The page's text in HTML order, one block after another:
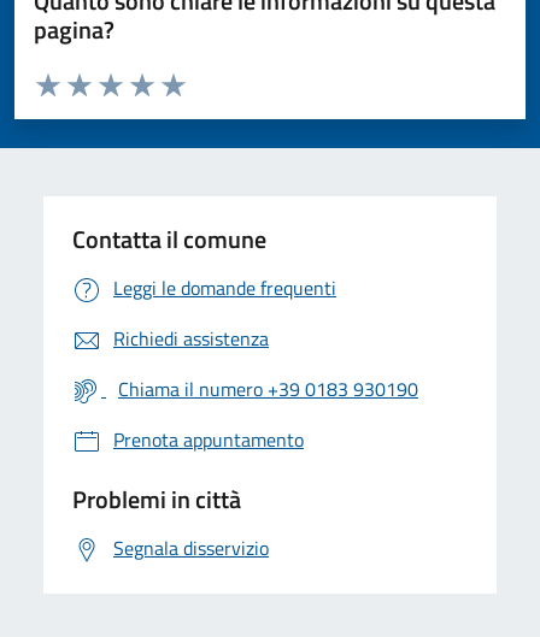
pagina?
Valuta da 1 a 5 stelle la pagina
Valuta 5 stelle su 5
Valuta 4 stelle su 5
Valuta 3 stelle su 5
Valuta 2 stelle su 5
Valuta 1 stelle su 5
Contatta il comune
Leggi le domande frequenti
Richiedi assistenza
Chiama il numero +39 0183 930190
Prenota appuntamento
Problemi in città
Segnala disservizio